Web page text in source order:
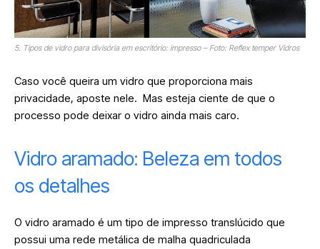
5. Tipos de vidro para divisória em escritório: impresso – Foto: Reflex temper Vidros
Caso você queira um vidro que proporciona mais
privacidade, aposte nele. Mas esteja ciente de que o
processo pode deixar o vidro ainda mais caro.
Vidro aramado: Beleza em todos
os detalhes
O vidro aramado é um tipo de impresso translúcido que
possui uma rede metálica de malha quadriculada